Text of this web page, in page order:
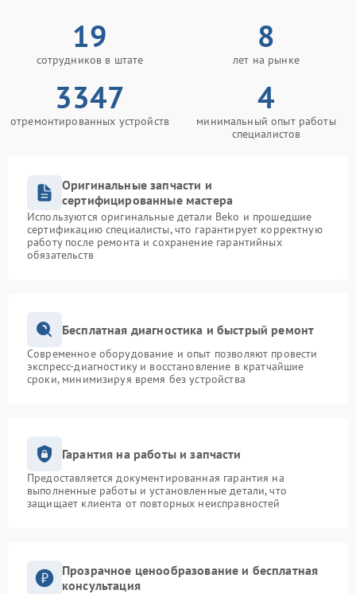
19
сотрудников в штате
8
лет на рынке
3347
отремонтированных устройств
4
минимальный опыт работы
специалистов
Оригинальные запчасти и
сертифицированные мастера
Используются оригинальные детали Beko и прошедшие
сертификацию специалисты, что гарантирует корректную
работу после ремонта и сохранение гарантийных
обязательств
Бесплатная диагностика и быстрый ремонт
Современное оборудование и опыт позволяют провести
экспресс-диагностику и восстановление в кратчайшие
сроки, минимизируя время без устройства
Гарантия на работы и запчасти
Предоставляется документированная гарантия на
выполненные работы и установленные детали, что
защищает клиента от повторных неисправностей
Прозрачное ценообразование и бесплатная
консультация